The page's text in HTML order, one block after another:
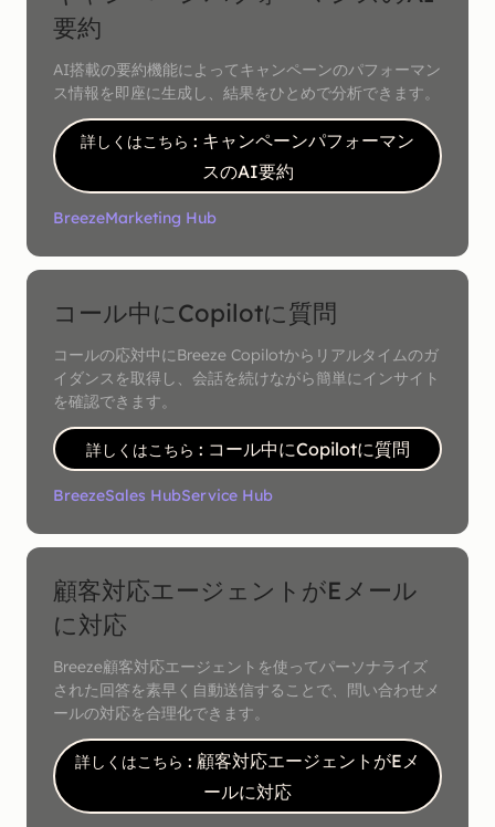
要約
AI搭載の要約機能によってキャンペーンのパフォーマン
ス情報を即座に生成し、結果をひとめで分析できます。
詳しくはこちら : キャンペーンパフォーマン
スのAI要約
BreezeMarketing Hub
コール中にCopilotに質問
コールの応対中にBreeze Copilotからリアルタイムのガ
イダンスを取得し、会話を続けながら簡単にインサイト
を確認できます。
詳しくはこちら : コール中にCopilotに質問
BreezeSales HubService Hub
顧客対応エージェントがEメール
に対応
Breeze顧客対応エージェントを使ってパーソナライズ
された回答を素早く自動送信することで、問い合わせメ
ールの対応を合理化できます。
詳しくはこちら : 顧客対応エージェントがEメ
ールに対応